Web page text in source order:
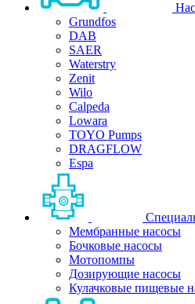
Grundfos
DAB
SAER
Waterstry
Zenit
Wilo
Calpeda
Lowara
TOYO Pumps
DRAGFLOW
Espa
Мембранные насосы
Бочковые насосы
Мотопомпы
Дозирующие насосы
Кулачковые пищевые